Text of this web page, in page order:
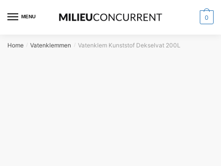
MENU 0
Home / Vatenklemmen / Vatenklem Kunststof Dekselvat 200L